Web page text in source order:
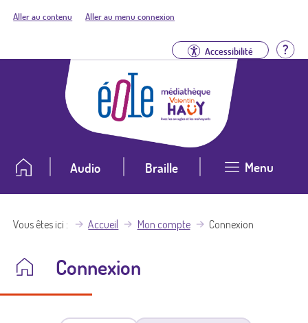
Aller au contenu Aller au menu connexion
Accessibilité
Audio Braille Menu
Vous êtes ici Accueil Mon compte Connexion
Connexion